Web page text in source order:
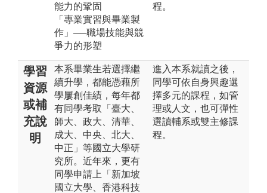
能力的鞏固
「專業實習與畢業製
作」──職場技能與競
爭力的形塑
程。
學習
資源
或補
充說
明
本系畢業生若選擇繼
續升學，都能憑藉所
學屢創佳績，每年都
有同學考取「臺大、
師大、政大、清華、
成大、中央、北大、
中正」等國立大學研
究所。近年來，更有
同學申請上「新加坡
國立大學、香港科技
進入本系就讀之後，
同學可依自身興趣選
擇多元的課程，如管
理或人文，也可彈性
選讀輔系或雙主修課
程。